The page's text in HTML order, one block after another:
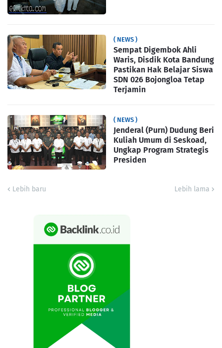
( NEWS )
Sempat Digembok Ahli
Waris, Disdik Kota Bandung
Pastikan Hak Belajar Siswa
SDN 026 Bojongloa Tetap
Terjamin
( NEWS )
Jenderal (Purn) Dudung Beri
Kuliah Umum di Seskoad,
Ungkap Program Strategis
Presiden
Lebih baru Lebih lama